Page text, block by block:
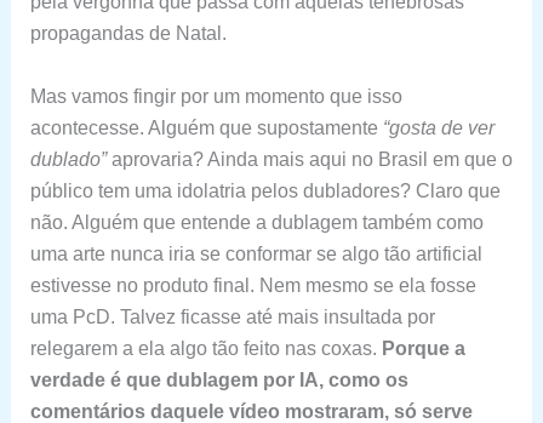
propagandas de Natal.
Mas vamos fingir por um momento que isso
acontecesse. Alguém que supostamente “gosta de ver
dublado”aprovaria? Ainda mais aqui no Brasil em que o
público tem uma idolatria pelos dubladores? Claro que
não. Alguém que entende a dublagem também como
uma arte nunca iria se conformar se algo tão artificial
estivesse no produto final. Nem mesmo se ela fosse
uma PcD. Talvez ficasse até mais insultada por
relegarem a ela algo tão feito nas coxas. Porque a
verdade é que dublagem por IA, como os
comentários daquele vídeo mostraram, só serve